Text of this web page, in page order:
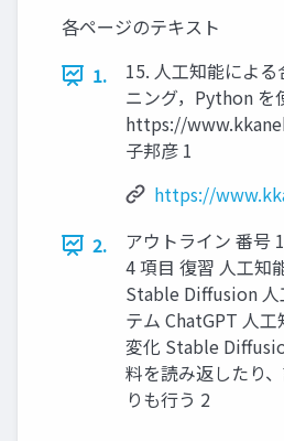
各ページのテキスト
1.
15. 人工知能による
ニング，Python を
https://
子邦彦 1
https://
2.
アウトライン 番号
4 項目 復習 人工知
Stable Diffusion 人
テム ChatGPT 人
変化 Stable
料を読み返したり
りも行う 2